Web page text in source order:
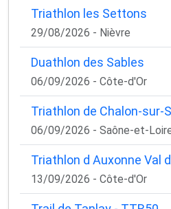
Triathlon les Settons
29/08/2026 - Nièvre
Duathlon des Sables
06/09/2026 - Côte-d'Or
Triathlon de Chalon-sur-
06/09/2026 - Saône-et-
Triathlon d Auxonne Val
13/09/2026 - Côte-d'Or